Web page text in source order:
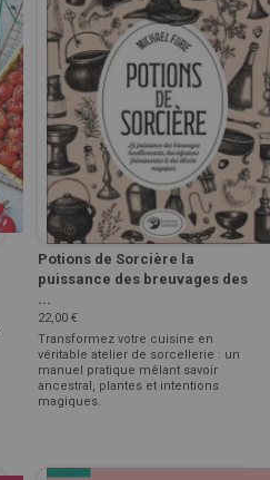
Potions de Sorcière la
puissance des breuvages des
...
22,00 €
Transformez votre cuisine en
véritable atelier de sorcellerie : un
manuel pratique mêlant savoir
ancestral, plantes et intentions
magiques.